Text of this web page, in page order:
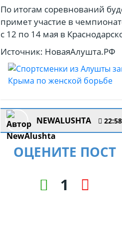
По итогам соревнований
примет участие в
с 12 по 14 мая в
Источник: НоваяАлушта.РФ
NEWALUSHTA
ОЦЕНИТЕ ПОСТ
1